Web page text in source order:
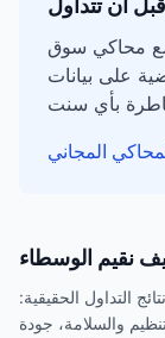
أن تتداول
مع محاكي سوق
على بيانات
المجاني
نقيم الوسطاء
التداول الحقيقية:
والسلامة، جودة